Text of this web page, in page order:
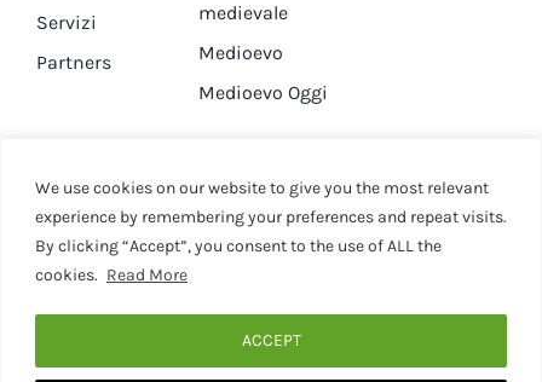
We use cookies on our website to give you the most relevant
experience by remembering your preferences and repeat visits.
By clicking “Accept”, you consent to the use of ALL the
cookies. Read More
ACCEPT
Servizi
Partners
medievale
Medioevo
Medioevo Oggi
DA GUARDARE
Canale YouTube
CONTATTI
Contatti